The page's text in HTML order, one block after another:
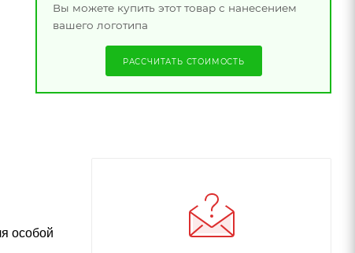
Вы можете купить этот товар с нанесением
вашего логотипа
РАССЧИТАТЬ СТОИМОСТЬ
особой